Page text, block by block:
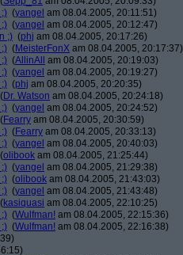
(yangel am 08.04.2005, 20:11:51)
(yangel am 08.04.2005, 20:12:47)
;) (phj am 08.04.2005, 20:17:26)
(MeisterFonX am 08.04.2005, 20:17:37)
(AllinAll
am 08.04.2005, 20:19:03)
(yangel am 08.04.2005, 20:19:27)
(phj am 08.04.2005, 20:20:35)
(Dr. Watson am 08.04.2005, 20:24:18)
(yangel am 08.04.2005, 20:24:52)
(Fearry am 08.04.2005, 20:30:59)
(Fearry am 08.04.2005, 20:33:13)
(yangel am 08.04.2005, 20:40:03)
(olibook am 08.04.2005, 21:25:44)
(yangel am 08.04.2005, 21:29:38)
(olibook am 08.04.2005, 21:43:03)
(yangel am 08.04.2005, 21:43:48)
(kasiquasi am 08.04.2005, 22:10:25)
(Wulfman! am 08.04.2005, 22:15:36)
(Wulfman! am 08.04.2005, 22:16:38)